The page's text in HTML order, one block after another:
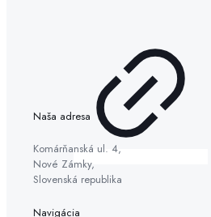
Naša adresa
Komárňanská ul. 4,
Nové Zámky,
Slovenská republika
Navigácia